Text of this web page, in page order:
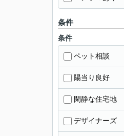
条件
条件
ペット相談
陽当り良好
閑静な住宅地
デザイナーズ